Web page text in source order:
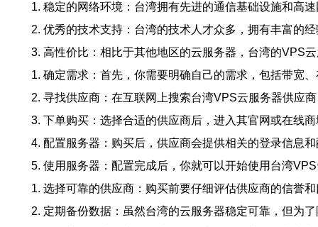
1. 稳定的网络环境：台湾拥有先进的通信基础设施和高
2. 优秀的技术支持：台湾的技术人才众多，拥有丰富的
3. 高性价比：相比于其他地区的云服务器，台湾的VPS
1. 确定需求：首先，你需要明确自己的需求，包括带宽
2. 寻找供应商：在互联网上搜索台湾VPS云服务器供应
3. 下单购买：选择合适的供应商后，进入其官网或在线
4. 配置服务器：购买后，供应商会提供相关的登录信息
5. 使用服务器：配置完成后，你就可以开始使用台湾
1. 选择可靠的供应商：购买前要仔细评估供应商的信誉
2. 定期备份数据：虽然台湾的云服务器稳定可靠，但为